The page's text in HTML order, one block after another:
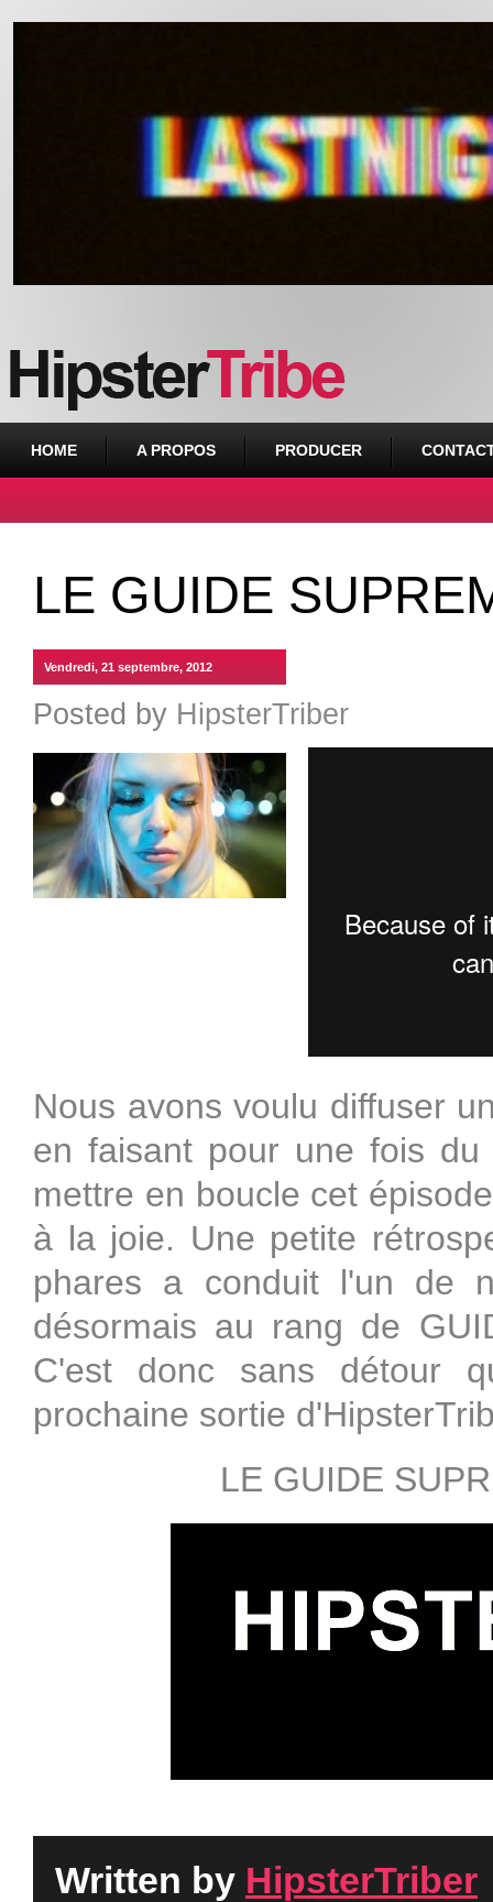
HOME A PROPOS PRODUCER
LE GUIDE
Vendredi, 21 septembre, 2012
Posted by HipsterTriber
Nous avons voulu diffuser
en faisant pour une fois
mettre en boucle cet
à la joie. Une petite
phares a conduit l'un de
désormais au rang de
C'est donc sans détour
prochaine sortie
LE GUIDE
Written by HipsterTriber